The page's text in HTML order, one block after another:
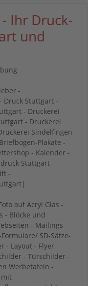
Ihr Druck-
und
-
Druck Stuttgart -
- Druckerei
- Druckerei
Sindelfingen
Plakate -
- Kalender -
Stuttgart -
-
auf Acryl Glas -
- Blöcke und
- Mailings -
SD-Sätze-
- Layout - Flyer
- Türschilder -
Werbetafeln -
mit